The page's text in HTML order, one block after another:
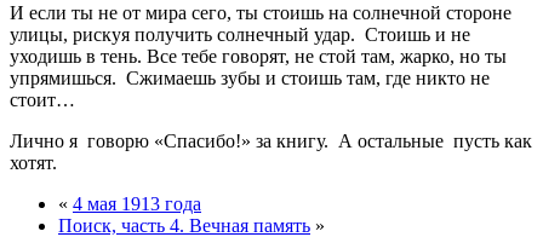
И если ты не от мира сего, ты стоишь на солнечной стороне
улицы, рискуя получить солнечный удар. Стоишь и не
уходишь в тень. Все тебе говорят, не стой там, жарко, но ты
упрямишься. Сжимаешь зубы и стоишь там, где никто не
стоит…
Лично я говорю «Спасибо!» за книгу. А остальные пусть как
хотят.
« 4 мая 1913 года
Поиск, часть 4. Вечная память »